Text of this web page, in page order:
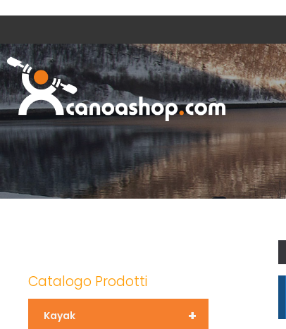
Catalogo Prodotti
+
Kayak